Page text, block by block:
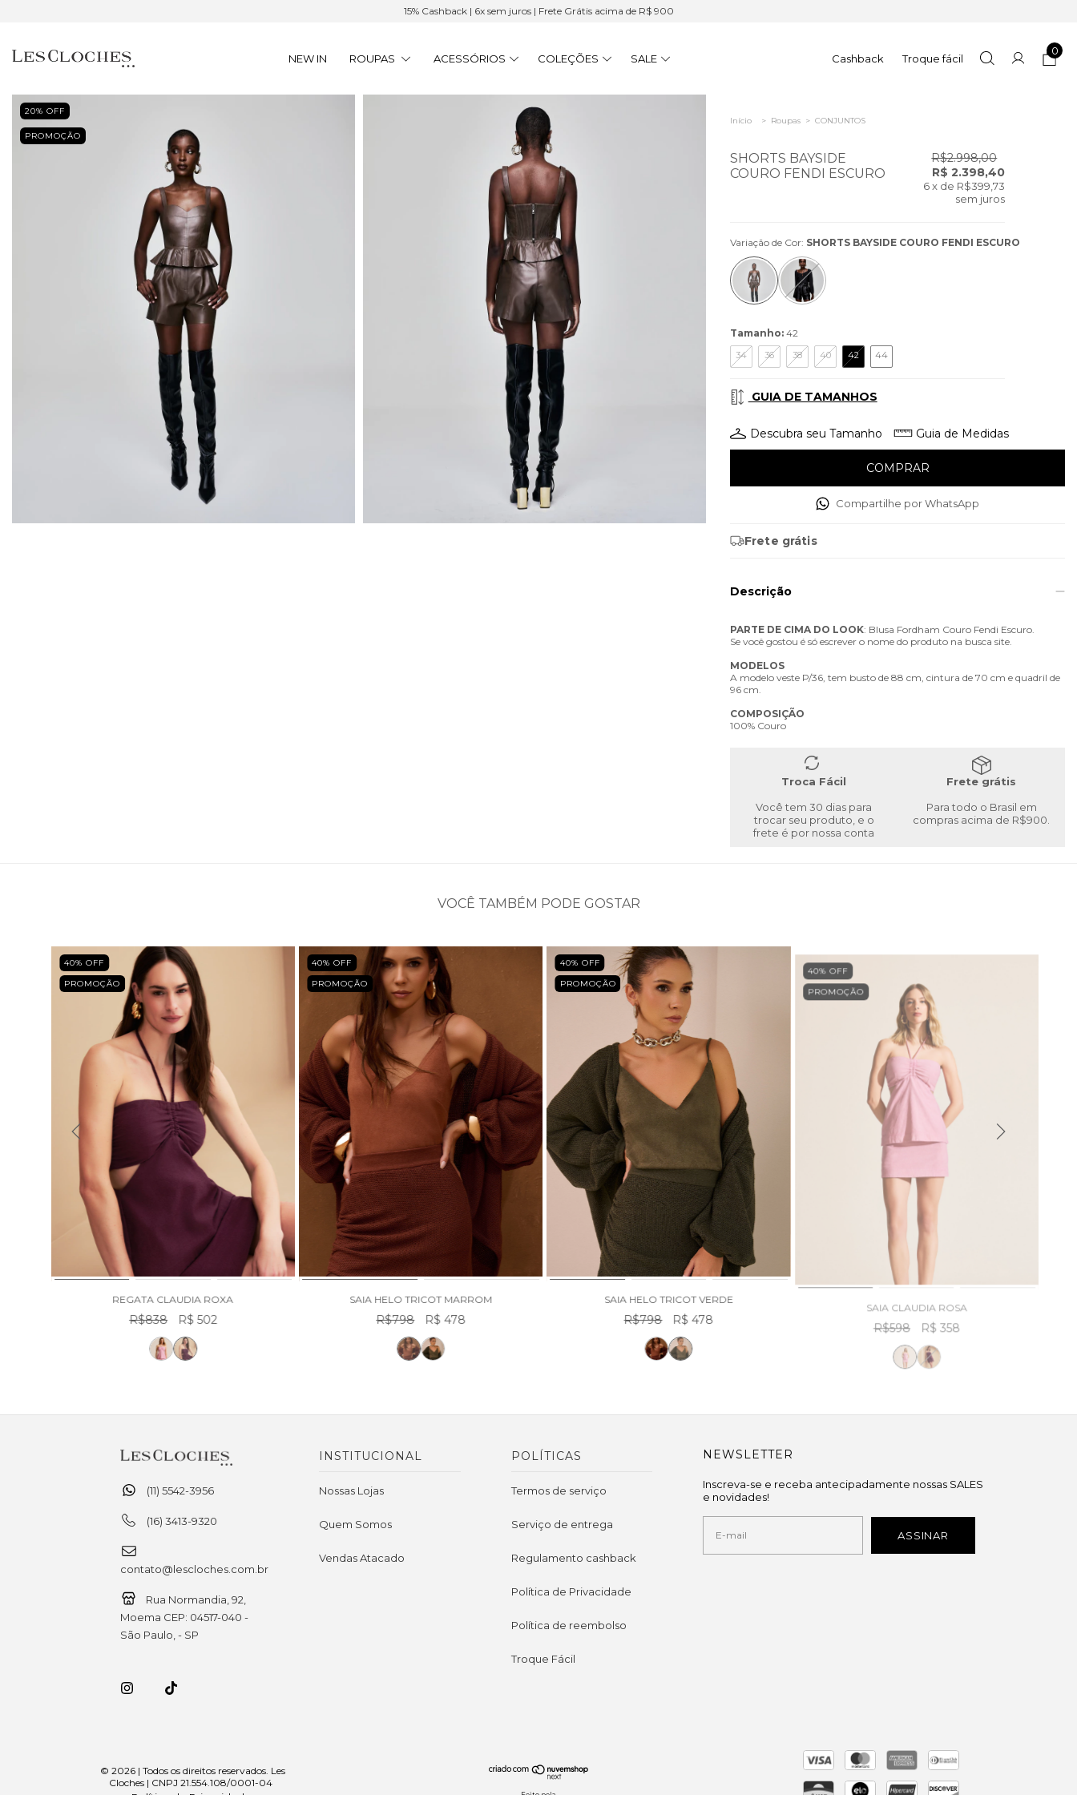
15% Cashback | 6x sem juros | Frete Grátis acima de R$ 900
NEW IN ROUPAS ACESSÓRIOS COLEÇÕES SALE Cashback Troque fácil
0
20% OFF
PROMOÇÃO
Início > Roupas > CONJUNTOS
SHORTS BAYSIDE
COURO FENDI ESCURO
R$2.998,00
R$ 2.398,40
6 x de R$399,73
sem juros
Variação de Cor: SHORTS BAYSIDE COURO FENDI ESCURO
Tamanho: 42
34 36 38 40 42 44
GUIA DE TAMANHOS
Descubra seu Tamanho Guia de Medidas
Compartilhe por WhatsApp
Frete grátis
Descrição
PARTE DE CIMA DO LOOK: Blusa Fordham Couro Fendi Escuro.
Se você gostou é só escrever o nome do produto na busca site.
MODELOS
A modelo veste P/36, tem busto de 88 cm, cintura de 70 cm e quadril de
96 cm.
COMPOSIÇÃO
100% Couro
Troca Fácil
Você tem 30 dias para
trocar seu produto, e o
frete é por nossa conta
Frete grátis
Para todo o Brasil em
compras acima de R$900.
VOCÊ TAMBÉM PODE GOSTAR
40% OFF
PROMOÇÃO
REGATA CLAUDIA ROXA
R$838 R$ 502
40% OFF
PROMOÇÃO
SAIA HELO TRICOT MARROM
R$798 R$ 478
40% OFF
PROMOÇÃO
SAIA HELO TRICOT VERDE
R$798 R$ 478
40% OFF
PROMOÇÃO
R$598 R$ 358
(11) 5542-3956
(16) 3413-9320
contato@lescloches.com.br
Rua Normandia, 92,
Moema CEP: 04517-040 -
São Paulo, - SP
INSTITUCIONAL
Nossas Lojas
Quem Somos
Vendas Atacado
POLÍTICAS
Termos de serviço
Serviço de entrega
Regulamento cashback
Política de Privacidade
Política de reembolso
Troque Fácil
NEWSLETTER
Inscreva-se e receba antecipadamente nossas SALES
e novidades!
© 2026 | Todos os direitos reservados. Les
Cloches | CNPJ 21.554.108/0001-04